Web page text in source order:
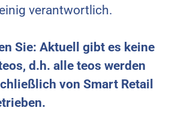
verantwortlich.
Sie: Aktuell gibt es keine
d.h. alle teos werden
von Smart Retail